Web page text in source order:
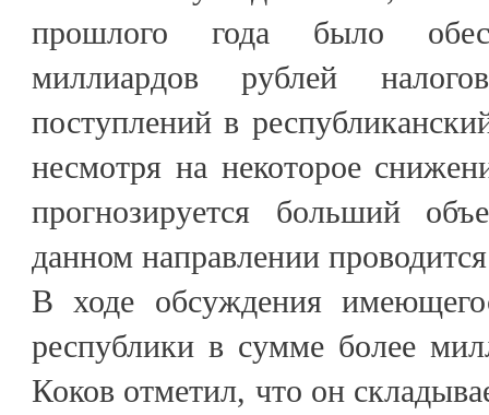
прошлого года было
миллиардов рублей
поступлений в
несмотря на некоторое
прогнозируется больший
данном направлении
В ходе обсуждения
республики в сумме более
Коков отметил, что он